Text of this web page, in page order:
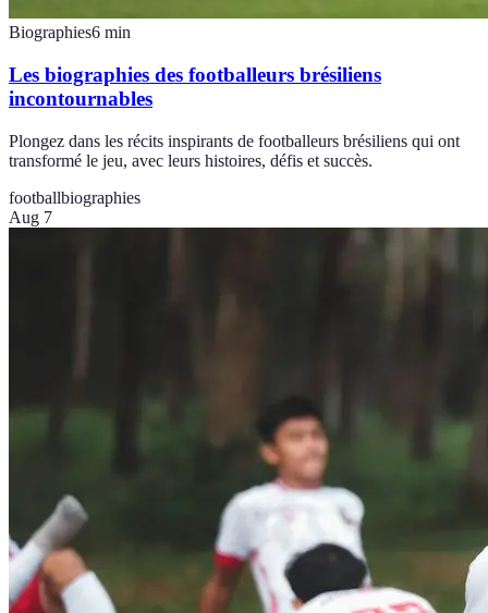
Biographies6 min
Les biographies des footballeurs brésiliens
incontournables
Plongez dans les récits inspirants de footballeurs brésiliens qui ont
transformé le jeu, avec leurs histoires, défis et succès.
footballbiographies
Aug 7